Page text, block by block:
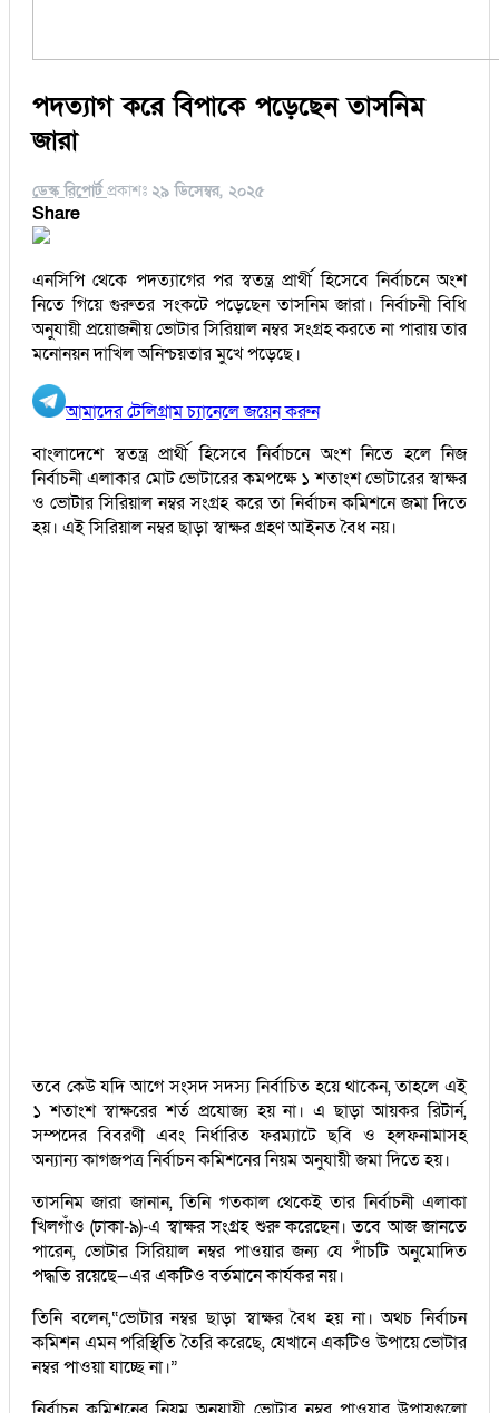
পদত্যাগ করে বিপাকে পড়েছেন তাসনিম
জারা
ডেস্ক রিপোর্ট প্রকাশঃ ২৯ ডিসেম্বর, ২০২৫
Share
এনসিপি থেকে পদত্যাগের পর স্বতন্ত্র প্রার্থী হিসেবে নির্বাচনে অংশ
নিতে গিয়ে গুরুতর সংকটে পড়েছেন তাসনিম জারা। নির্বাচনী বিধি
অনুযায়ী প্রয়োজনীয় ভোটার সিরিয়াল নম্বর সংগ্রহ করতে না পারায় তার
মনোনয়ন দাখিল অনিশ্চয়তার মুখে পড়েছে।
আমাদের টেলিগ্রাম চ্যানেলে জয়েন করুন
বাংলাদেশে স্বতন্ত্র প্রার্থী হিসেবে নির্বাচনে অংশ নিতে হলে নিজ
নির্বাচনী এলাকার মোট ভোটারের কমপক্ষে ১ শতাংশ ভোটারের স্বাক্ষর
ও ভোটার সিরিয়াল নম্বর সংগ্রহ করে তা নির্বাচন কমিশনে জমা দিতে
হয়। এই সিরিয়াল নম্বর ছাড়া স্বাক্ষর গ্রহণ আইনত বৈধ নয়।
তবে কেউ যদি আগে সংসদ সদস্য নির্বাচিত হয়ে থাকেন, তাহলে এই
১ শতাংশ স্বাক্ষরের শর্ত প্রযোজ্য হয় না। এ ছাড়া আয়কর রিটার্ন,
সম্পদের বিবরণী এবং নির্ধারিত ফরম্যাটে ছবি ও হলফনামাসহ
অন্যান্য কাগজপত্র নির্বাচন কমিশনের নিয়ম অনুযায়ী জমা দিতে হয়।
তাসনিম জারা জানান, তিনি গতকাল থেকেই তার নির্বাচনী এলাকা
খিলগাঁও (ঢাকা-৯)-এ স্বাক্ষর সংগ্রহ শুরু করেছেন। তবে আজ জানতে
পারেন, ভোটার সিরিয়াল নম্বর পাওয়ার জন্য যে পাঁচটি অনুমোদিত
পদ্ধতি রয়েছে—এর একটিও বর্তমানে কার্যকর নয়।
তিনি বলেন,“ভোটার নম্বর ছাড়া স্বাক্ষর বৈধ হয় না। অথচ নির্বাচন
কমিশন এমন পরিস্থিতি তৈরি করেছে, যেখানে একটিও উপায়ে ভোটার
নম্বর পাওয়া যাচ্ছে না।”